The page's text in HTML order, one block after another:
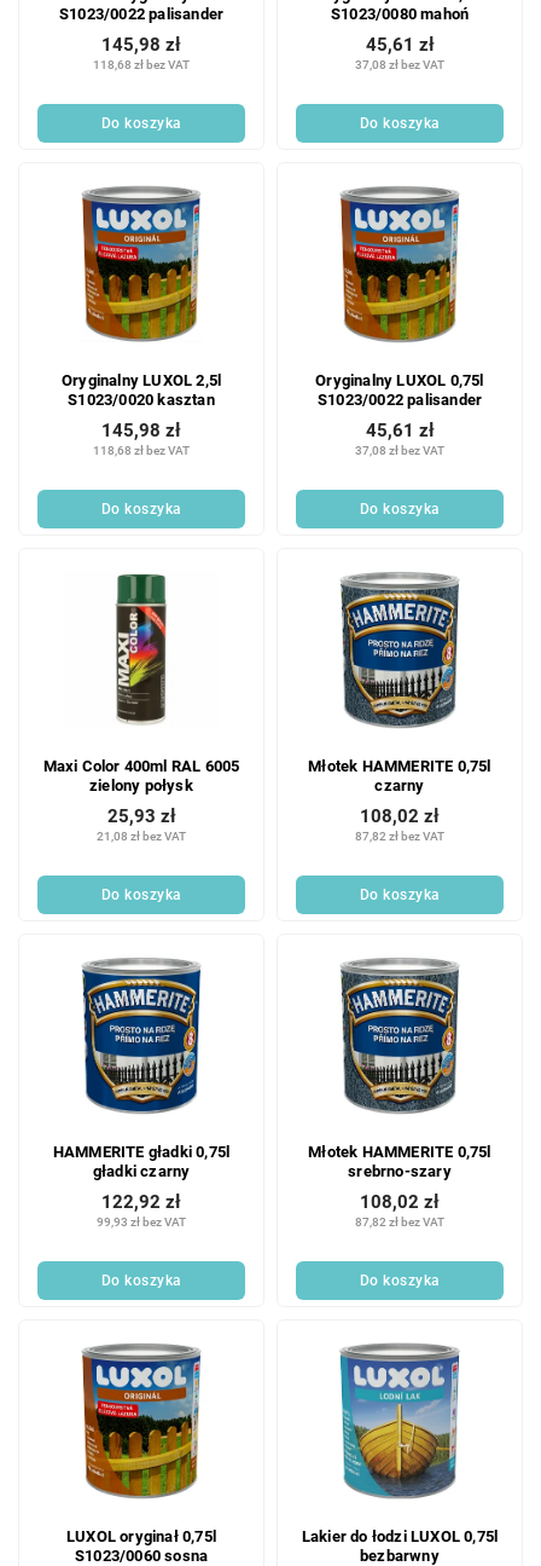
S1023/0022 palisander
118,68 zł bez VAT
145,98 zł
Do koszyka
S1023/0080 mahoń
37,08 zł bez VAT
45,61 zł
Do koszyka
Oryginalny LUXOL 2,5l
S1023/0020 kasztan
118,68 zł bez VAT
145,98 zł
Do koszyka
Oryginalny LUXOL 0,75l
S1023/0022 palisander
37,08 zł bez VAT
45,61 zł
Do koszyka
Maxi Color 400ml RAL 6005
zielony połysk
21,08 zł bez VAT
25,93 zł
Do koszyka
Młotek HAMMERITE 0,75l
czarny
87,82 zł bez VAT
108,02 zł
Do koszyka
HAMMERITE gładki 0,75l
gładki czarny
99,93 zł bez VAT
122,92 zł
Do koszyka
Młotek HAMMERITE 0,75l
srebrno-szary
87,82 zł bez VAT
108,02 zł
Do koszyka
LUXOL oryginał 0,75l
S1023/0060 sosna
Lakier do łodzi LUXOL 0,75l
bezbarwny